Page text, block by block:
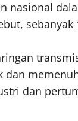
nasional
sebanyak
dan
dan